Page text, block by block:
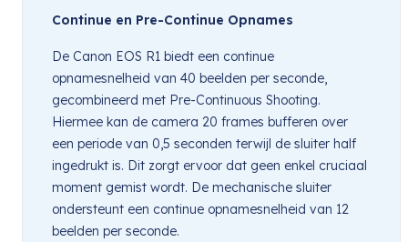
Continue en Pre-Continue Opnames
De Canon EOS R1 biedt een continue
opnamesnelheid van 40 beelden per seconde,
gecombineerd met Pre-Continuous Shooting.
Hiermee kan de camera 20 frames bufferen over
een periode van 0,5 seconden terwijl de sluiter half
ingedrukt is. Dit zorgt ervoor dat geen enkel cruciaal
moment gemist wordt. De mechanische sluiter
ondersteunt een continue opnamesnelheid van 12
beelden per seconde.